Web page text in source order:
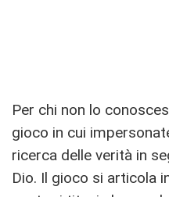
Per chi non lo
gioco in cui
ricerca delle verità in
Dio. Il gioco si articola